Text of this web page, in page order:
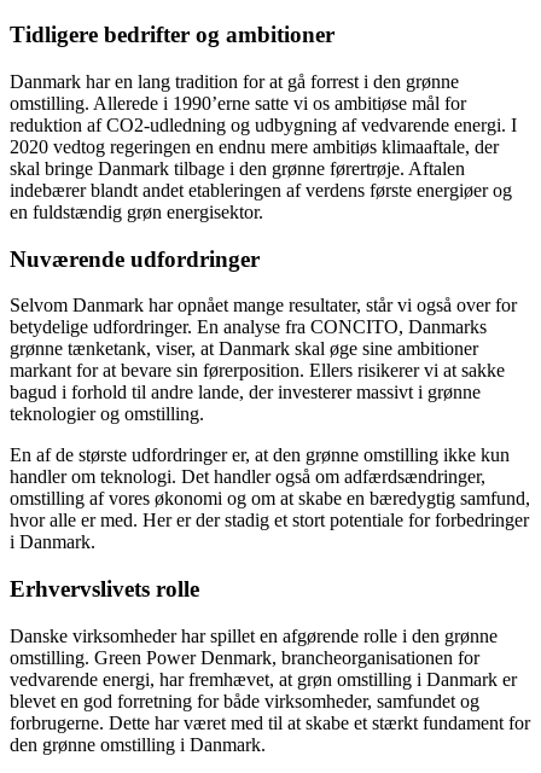
Tidligere bedrifter og ambitioner
Danmark har en lang tradition for at gå forrest i den grønne
omstilling. Allerede i 1990’erne satte vi os ambitiøse mål for
reduktion af CO2-udledning og udbygning af vedvarende energi. I
2020 vedtog regeringen en endnu mere ambitiøs klimaaftale, der
skal bringe Danmark tilbage i den grønne førertrøje. Aftalen
indebærer blandt andet etableringen af verdens første energiøer og
en fuldstændig grøn energisektor.
Nuværende udfordringer
Selvom Danmark har opnået mange resultater, står vi også over for
betydelige udfordringer. En analyse fra CONCITO, Danmarks
grønne tænketank, viser, at Danmark skal øge sine ambitioner
markant for at bevare sin førerposition. Ellers risikerer vi at sakke
bagud i forhold til andre lande, der investerer massivt i grønne
teknologier og omstilling.
En af de største udfordringer er, at den grønne omstilling ikke kun
handler om teknologi. Det handler også om adfærdsændringer,
omstilling af vores økonomi og om at skabe en bæredygtig samfund,
hvor alle er med. Her er der stadig et stort potentiale for forbedringer
i Danmark.
Erhvervslivets rolle
Danske virksomheder har spillet en afgørende rolle i den grønne
omstilling. Green Power Denmark, brancheorganisationen for
vedvarende energi, har fremhævet, at grøn omstilling i Danmark er
blevet en god forretning for både virksomheder, samfundet og
forbrugerne. Dette har været med til at skabe et stærkt fundament for
den grønne omstilling i Danmark.